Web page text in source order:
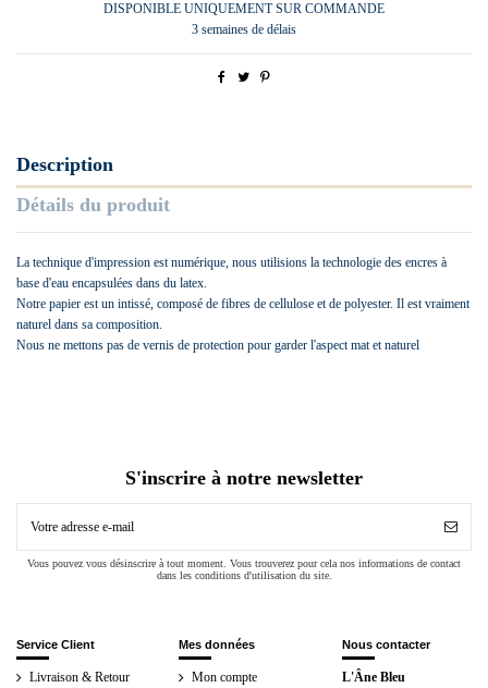
DISPONIBLE UNIQUEMENT SUR COMMANDE
3 semaines de délais
Description
Détails du produit
La technique d'impression est numérique, nous utilisions la technologie des encres à
base d'eau encapsulées dans du latex.
Notre papier est un intissé, composé de fibres de cellulose et de polyester. Il est vraiment
naturel dans sa composition.
Nous ne mettons pas de vernis de protection pour garder l'aspect mat et naturel
S'inscrire à notre newsletter
Vous pouvez vous désinscrire à tout moment. Vous trouverez pour cela nos informations de contact
dans les conditions d'utilisation du site.
Service Client
Livraison & Retour
Mes données
Mon compte
Nous contacter
L'Âne Bleu